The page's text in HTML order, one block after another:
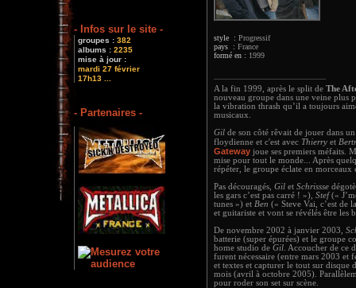
- Infos sur le site -
groupes : 382
albums : 2235
mise à jour :
mardi 27 février
17h13 ...
- Partenaires -
style : Progressif
pays : France
formé en : 1999
A la fin 1999, après le split de The
nouveau groupe dans une veine plus
la vibration thrash qu’il a toujours
musicaux.
Gil de son côté rêvait de jouer dans
floydienne et c'est avec Thierry et
Gateway joue ses premiers méfaits.
mise pour tout le monde... Après
répéter, le groupe éclate en morceaux
Pas découragés, Gil et Schrissse
les gars c’est pas carré ! »), Stef(«
tunes ») et Ben (« Steve Vai, c’est de
et guitariste et vont se révélés être les
De novembre 2002 à janvier 2003,
batterie (super épurées) et le groupe
home studio de Gil . Accoucher de ce
furent nécessaire (entre mars 2003
et textes et capturer le tout sur
mois (avril à octobre 2005).
pour roder son set sur scène.